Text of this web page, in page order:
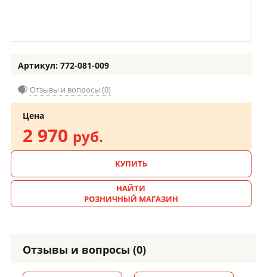
Артикул: 772-081-009
Отзывы и вопросы (0)
Цена
2 970 руб.
КУПИТЬ
НАЙТИ
РОЗНИЧНЫЙ МАГАЗИН
Отзывы и вопросы (0)